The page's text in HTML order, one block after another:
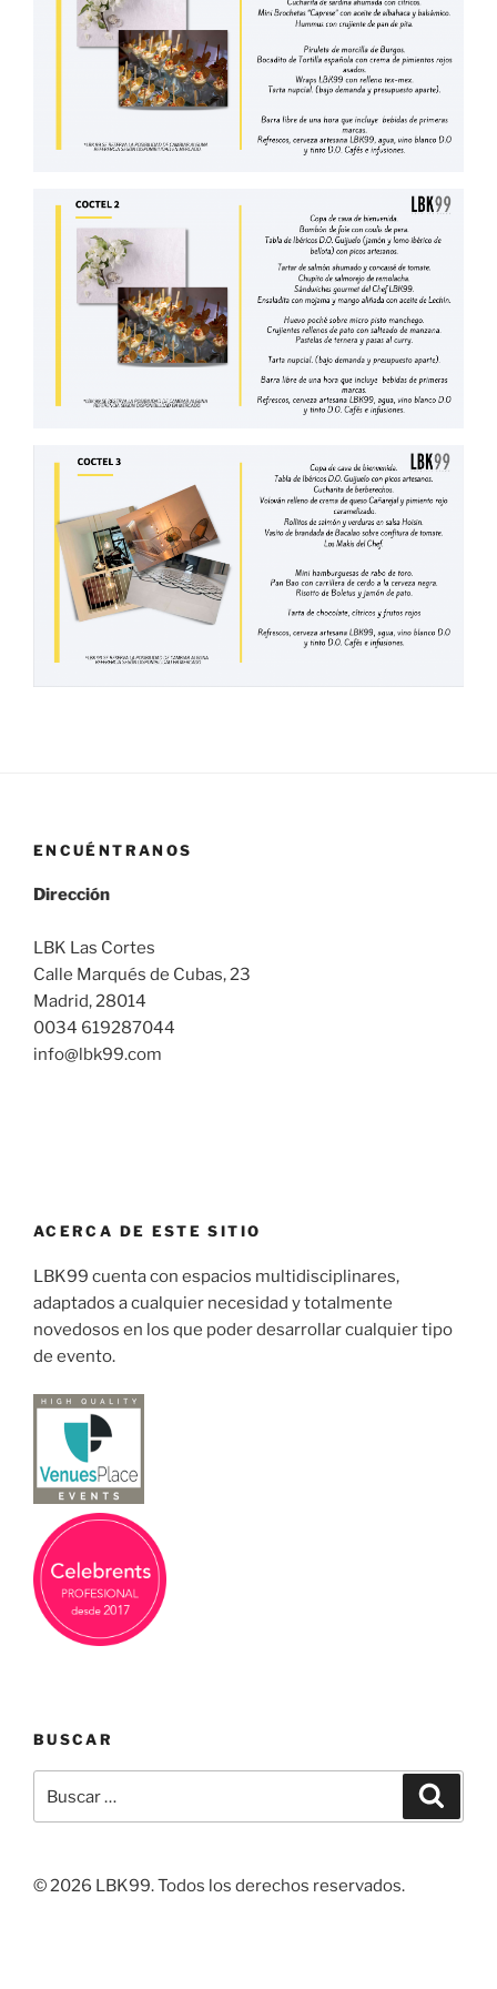
ENCUÉNTRANOS
Dirección
LBK Las Cortes
Calle Marqués de Cubas, 23
Madrid, 28014
0034 619287044
info@lbk99.com
ACERCA DE ESTE SITIO
LBK99 cuenta con espacios multidisciplinares,
adaptados a cualquier necesidad y totalmente
novedosos en los que poder desarrollar cualquier tipo
de evento.
BUSCAR
por:
© 2026 LBK99. Todos los derechos reservados.